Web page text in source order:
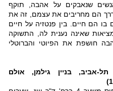
שנאבקים על אהבה, תוקף
הם מחריבים את עצמם, זה את
בו הם חיים. בין פנטזיה על חיים
שאינה נענית לה, התשוקה
חושפת את הפיוטי והברוטלי
תל-אביב, בניין גילמן, אולם